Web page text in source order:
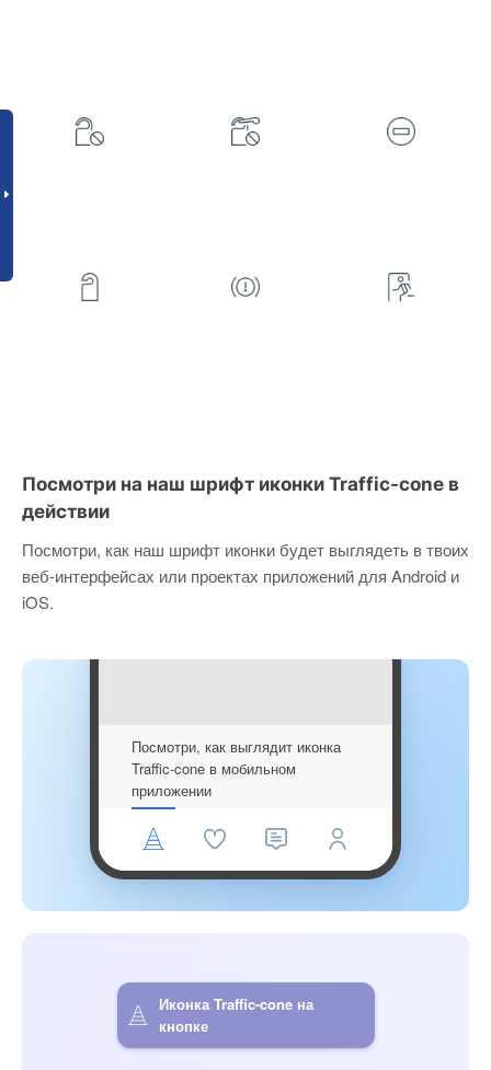
Посмотри на наш шрифт иконки Traffic-cone в
действии
Посмотри, как наш шрифт иконки будет выглядеть в твоих
веб-интерфейсах или проектах приложений для Android и
iOS.
Посмотри, как выглядит иконка
Traffic-cone в мобильном
приложении
Иконка Traffic-cone на
кнопке